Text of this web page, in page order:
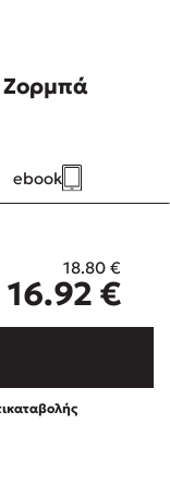
πίσω
Ζορμπά
ebook
18.80 €
16.92 €